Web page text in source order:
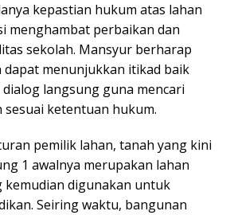
kepastian hukum atas lahan
menghambat perbaikan dan
sekolah. Mansyur berharap
dapat menunjukkan itikad baik
langsung guna mencari
sesuai ketentuan hukum.
pemilik lahan, tanah yang kini
1 awalnya merupakan lahan
kemudian digunakan untuk
Seiring waktu, bangunan